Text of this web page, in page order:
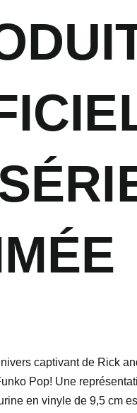
captivant de Rick
Pop! Une
en vinyle de 9,5 cm